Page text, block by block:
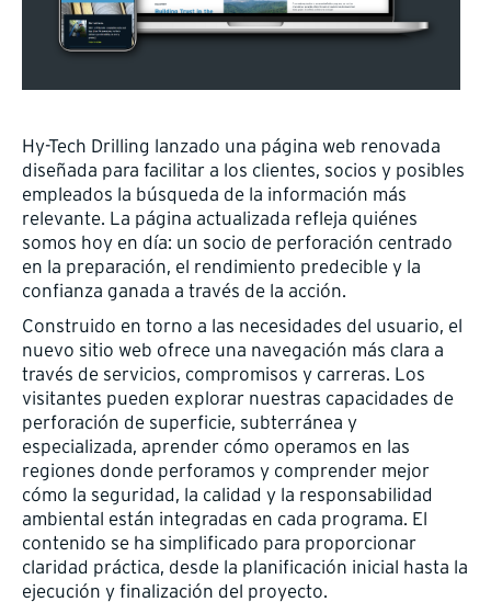
Hy-Tech Drilling lanzado una página web renovada
diseñada para facilitar a los clientes, socios y posibles
empleados la búsqueda de la información más
relevante. La página actualizada refleja quiénes
somos hoy en día: un socio de perforación centrado
en la preparación, el rendimiento predecible y la
confianza ganada a través de la acción.
Construido en torno a las necesidades del usuario, el
nuevo sitio web ofrece una navegación más clara a
través de servicios, compromisos y carreras. Los
visitantes pueden explorar nuestras capacidades de
perforación de superficie, subterránea y
especializada, aprender cómo operamos en las
regiones donde perforamos y comprender mejor
cómo la seguridad, la calidad y la responsabilidad
ambiental están integradas en cada programa. El
contenido se ha simplificado para proporcionar
claridad práctica, desde la planificación inicial hasta la
ejecución y finalización del proyecto.